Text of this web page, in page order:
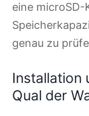
eine microSD-
genau zu
Installation
Qual der